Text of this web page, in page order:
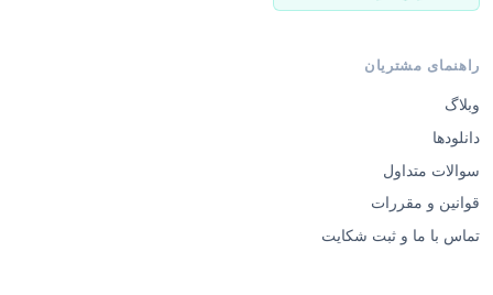
راهنمای مشتریان
وبلاگ
دانلودها
سوالات متداول
قوانین و مقررات
تماس با ما و ثبت شکایت